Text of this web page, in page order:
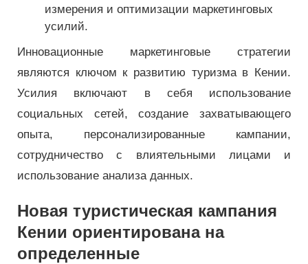
измерения и оптимизации маркетинговых
усилий.
Инновационные маркетинговые стратегии
являются ключом к развитию туризма в Кении.
Усилия включают в себя использование
социальных сетей, создание захватывающего
опыта, персонализированные кампании,
сотрудничество с влиятельными лицами и
использование анализа данных.
Новая туристическая кампания
Кении ориентирована на
определенные